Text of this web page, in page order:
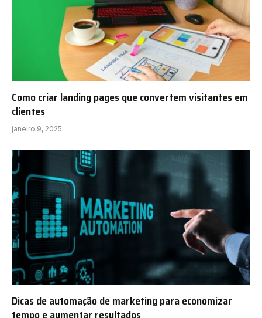
Como criar landing pages que convertem visitantes em
clientes
janeiro 9, 2025
Dicas de automação de marketing para economizar